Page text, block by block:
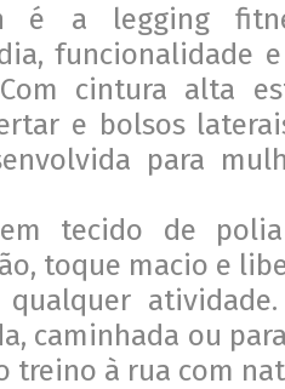
é a legging
funcionalidade
cintura alta
e bolsos
para
em tecido de
toque macio e
caminhada ou
treino à rua com